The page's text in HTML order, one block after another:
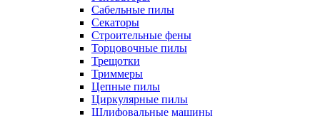
Сабельные пилы
Секаторы
Строительные фены
Торцовочные пилы
Трещотки
Триммеры
Цепные пилы
Циркулярные пилы
Шлифовальные машины